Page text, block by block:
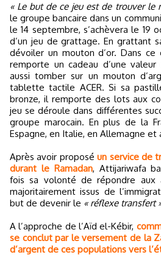
« Le but de ce jeu est de trouver le
le groupe bancaire dans un
le 14 septembre, s’achèvera le 19
d’un jeu de grattage. En grattant
dévoiler un mouton d’or. Dans
remporte un cadeau d’une
aussi tomber sur un mouton
tablette tactile ACER. Si sa
bronze, il remporte des lots aux
jeu se déroule dans différentes
groupe marocain. En plus de la
Espagne, en Italie, en Allemagne et
Après avoir proposéun service de
durant le Ramadan, Attijariwafa
fois sa volonté de répondre aux
majoritairement issus de
but de devenir le « réflexe transfert
A l’approche de l’Aïd el-Kébir,
se conclut par le versement de la
d’argent de ces populations vers